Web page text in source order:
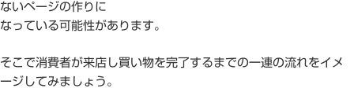
ないページの作りに
なっている可能性があります。
そこで消費者が来店し買い物を完了するまでの一連の流れをイメ
ージしてみましょう。